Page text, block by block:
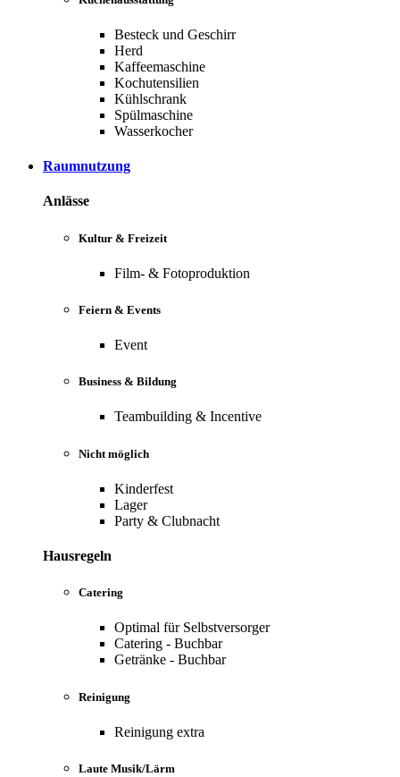
Besteck und Geschirr
Herd
Kaffeemaschine
Kochutensilien
Kühlschrank
Spülmaschine
Wasserkocher
Raumnutzung
Anlässe
Kultur & Freizeit
Film- & Fotoproduktion
Feiern & Events
Event
Business & Bildung
Teambuilding & Incentive
Nicht möglich
Kinderfest
Lager
Party & Clubnacht
Hausregeln
Catering
Optimal für Selbstversorger
Catering - Buchbar
Getränke - Buchbar
Reinigung
Reinigung extra
Laute Musik/Lärm